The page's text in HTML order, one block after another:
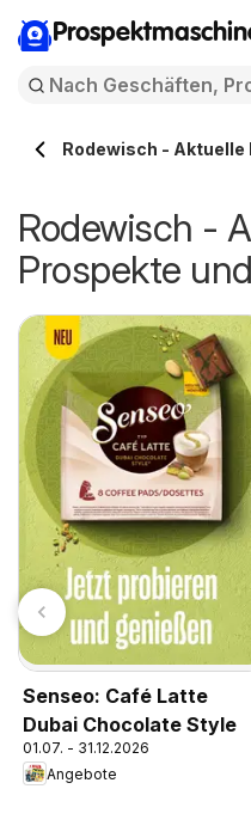
Rodewisch - Aktuelle
Rodewisch -
Prospekte
Senseo: Café Latte
Dubai Chocolate Style
01.07. - 31.12.2026
Angebote